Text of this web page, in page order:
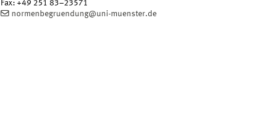
Fax:+49 251 83–23571
normenbegruendung@uni-muenster.de